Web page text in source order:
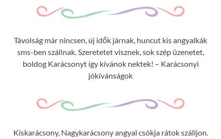
Távolság már nincsen, új idők járnak, huncut kis angyalkák
sms-ben szállnak. Szeretetet visznek, sok szép üzenetet,
boldog Karácsonyt így kívánok nektek! – Karácsonyi
jókívánságok
Kiskarácsony, Nagykarácsony angyal csókja rátok szálljon.